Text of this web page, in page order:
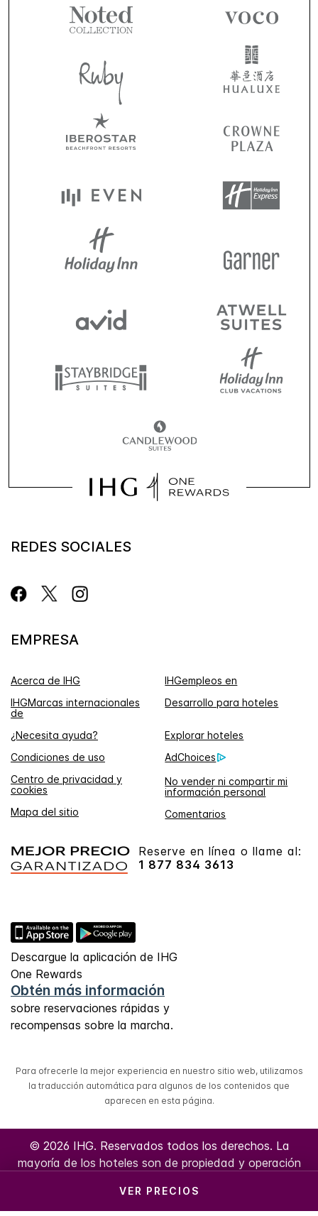
VER PRECIOS
REDES SOCIALES
EMPRESA
Acerca de IHG
IHGempleos en
IHGMarcas internacionales
de
Desarrollo para hoteles
¿Necesita ayuda?
Explorar hoteles
Condiciones de uso
AdChoices
Centro de privacidad y
cookies
No vender ni compartir mi
información personal
Mapa del sitio
Comentarios
Reserve en línea o llame al:
1 877 834 3613
Descargue la aplicación de IHG
One Rewards
Obtén más información
sobre reservaciones rápidas y
recompensas sobre la marcha.
Para ofrecerle la mejor experiencia en nuestro sitio web, utilizamos
la traducción automática para algunos de los contenidos que
aparecen en esta página.
© 2026 IHG. Reservados todos los derechos. La
mayoría de los hoteles son de propiedad y operación